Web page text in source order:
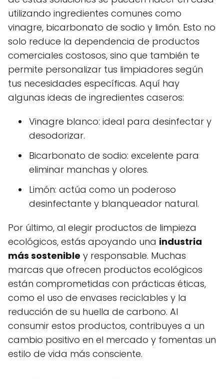
utilizando ingredientes comunes como
vinagre, bicarbonato de sodio y limón. Esto no
solo reduce la dependencia de productos
comerciales costosos, sino que también te
permite personalizar tus limpiadores según
tus necesidades específicas. Aquí hay
algunas ideas de ingredientes caseros:
Vinagre blanco: ideal para desinfectar y
desodorizar.
Bicarbonato de sodio: excelente para
eliminar manchas y olores.
Limón: actúa como un poderoso
desinfectante y blanqueador natural.
Por último, al elegir productos de limpieza
ecológicos, estás apoyando una industria
más sostenible y responsable. Muchas
marcas que ofrecen productos ecológicos
están comprometidas con prácticas éticas,
como el uso de envases reciclables y la
reducción de su huella de carbono. Al
consumir estos productos, contribuyes a un
cambio positivo en el mercado y fomentas un
estilo de vida más consciente.